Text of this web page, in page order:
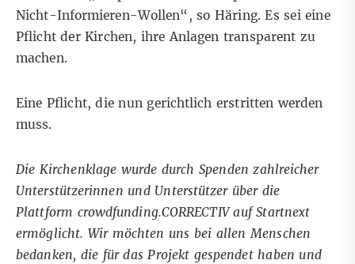
Nicht-Informieren-Wollen“, so Häring. Es sei eine
Pflicht der Kirchen, ihre Anlagen transparent zu
machen.
Eine Pflicht, die nun gerichtlich erstritten werden
muss.
Die Kirchenklage wurde durch Spenden zahlreicher
Unterstützerinnen und Unterstützer über die
Plattform crowdfunding.CORRECTIV auf Startnext
ermöglicht. Wir möchten uns bei allen Menschen
bedanken, die für das Projekt gespendet haben und